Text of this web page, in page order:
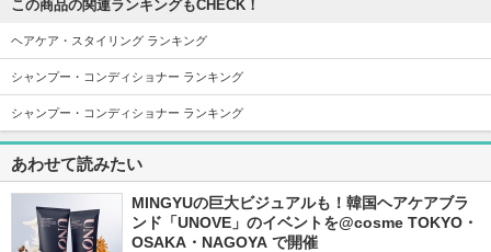
325件
ミラクルズ ファイ
ンフレグランスコレ
クション ホワイト
ティー＆ピオニーの
香り リラクシング
シャンプー／トリー
トメント
5.8
エアリーフロー シ
サブリミック
パンテーン エクス
洗い流さないトリー
トメント
この商品の関連ランキングもCHECK！
ヘアケア・スタイリング ランキング
シャンプー・コンディショナー ランキング
シャンプー・コンディショナー ランキング
あわせて読みたい
MINGYUの巨大ビジュアルも！韓国ヘアケアブラ
ンド「UNOVE」のイベントを@cosme TOKYO・
OSAKA・NAGOYA で開催